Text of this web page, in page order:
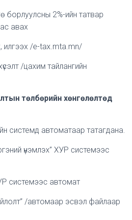
борлуулсны 2%-ийн татвар
авах
илгээх /e-tax.mta.mn/
/цахим тайлангийн
төлбөрийн хөнгөлөлтөд
системд автоматаар татагдана.
үнэмлэх” ХУР системээс
системээс автомат
/автомаар эсвэл файлаар